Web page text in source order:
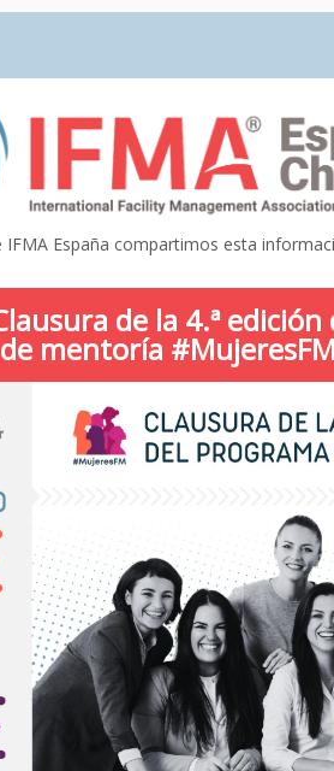
IFMA España compartimos esta
de la 4.ª
de mentoría